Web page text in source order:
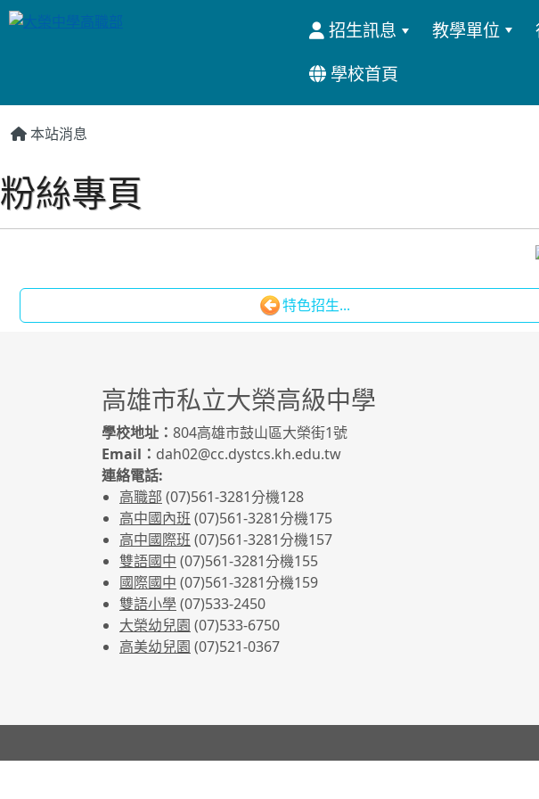
招生訊息 教學單位
學校首頁
本站消息
粉絲專頁
特色招生...
高雄市私立大榮高級中學
學校地址： 804高雄市鼓山區大榮街1號
Email： dah02@cc.dystcs.kh.edu.tw
連絡電話:
高職部 (07)561-3281分機128
高中國內班(07)561-3281分機175
高中國際班(07)561-3281分機157
雙語國中 (07)561-3281分機155
國際國中 (07)561-3281分機159
雙語小學(07)533-2450
大榮幼兒園 (07)533-6750
高美幼兒園 (07)521-0367